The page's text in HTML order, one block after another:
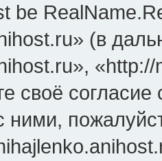
be
(в
своё
ними,